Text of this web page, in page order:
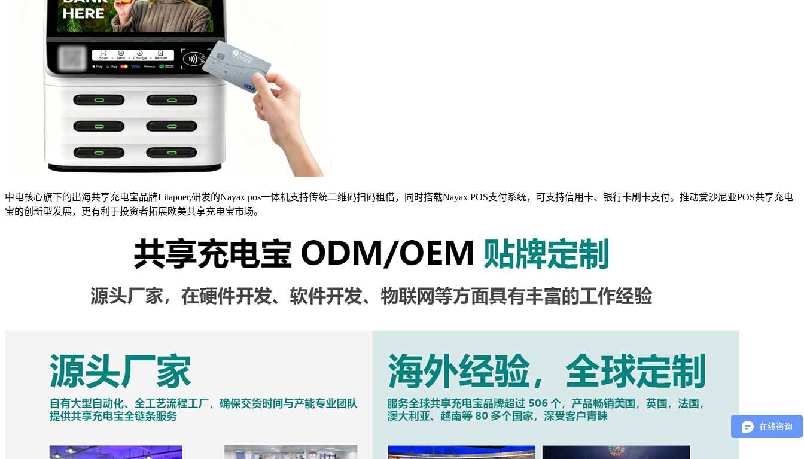
中电核心旗下的出海共享充电宝品牌Litapoer,研发的Nayax pos一体机支持传统二维码扫码租借，同时搭载Nayax POS支付系统，可支持信用卡、银行卡刷卡支付。推动爱沙尼亚POS共享充电
宝的创新型发展，更有利于投资者拓展欧美共享充电宝市场。